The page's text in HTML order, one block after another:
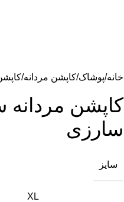
خانه پوشاک کاپشن مردانه
کاپشن
سارزی
سایز
XL